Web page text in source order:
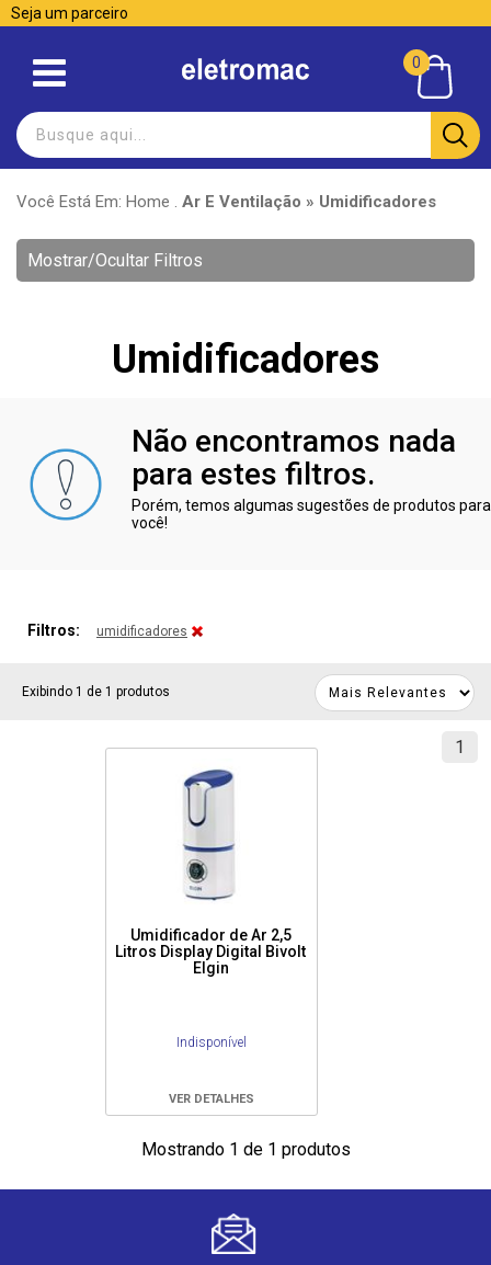
Seja um parceiro
0
Você Está Em: Home . Ar E Ventilação » Umidificadores
Mostrar/Ocultar Filtros
Umidificadores
Não encontramos nada
para estes filtros.
Porém, temos algumas sugestões de produtos para
você!
Filtros: umidificadores
Exibindo 1 de 1 produtos
Umidificador de Ar 2,5
Litros Display Digital Bivolt
Elgin
Indisponível
VER DETALHES
1
Mostrando 1 de 1 produtos